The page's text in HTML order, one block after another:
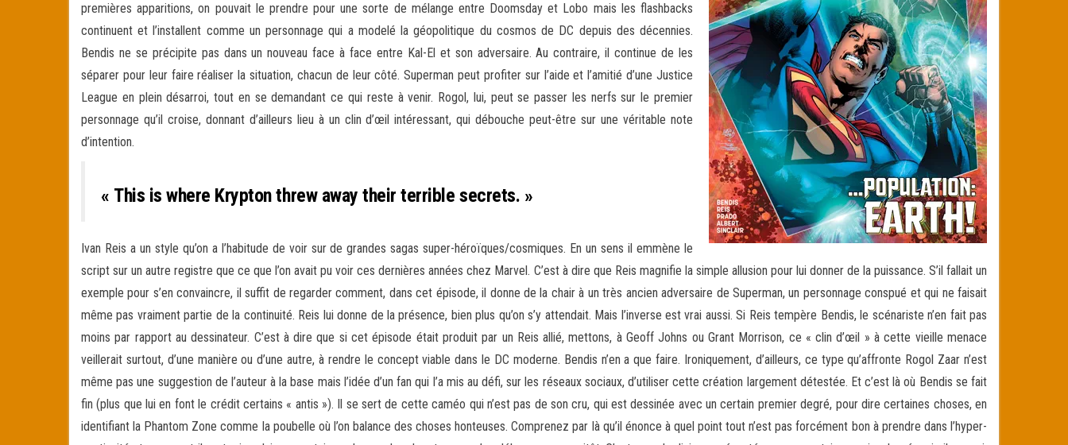
premières apparitions, on pouvait le prendre pour une sorte de mélange entre Doomsday et Lobo mais les flashbacks
continuent et l’installent comme un personnage qui a modelé la géopolitique du cosmos de DC depuis des décennies.
Bendis ne se précipite pas dans un nouveau face à face entre Kal-El et son adversaire. Au contraire, il continue de les
séparer pour leur faire réaliser la situation, chacun de leur côté. Superman peut profiter sur l’aide et l’amitié d’une Justice
League en plein désarroi, tout en se demandant ce qui reste à venir. Rogol, lui, peut se passer les nerfs sur le premier
personnage qu’il croise, donnant d’ailleurs lieu à un clin d’œil intéressant, qui débouche peut-être sur une véritable note
d’intention.
« This is where Krypton threw away their terrible secrets. »
Ivan Reis a un style qu’on a l’habitude de voir sur de grandes sagas super-héroïques/cosmiques. En un sens il emmène le
script sur un autre registre que ce que l’on avait pu voir ces dernières années chez Marvel. C’est à dire que Reis magnifie la simple allusion pour lui donner de la puissance. S’il fallait un
exemple pour s’en convaincre, il suffit de regarder comment, dans cet épisode, il donne de la chair à un très ancien adversaire de Superman, un personnage conspué et qui ne faisait
même pas vraiment partie de la continuité. Reis lui donne de la présence, bien plus qu’on s’y attendait. Mais l’inverse est vrai aussi. Si Reis tempère Bendis, le scénariste n’en fait pas
moins par rapport au dessinateur. C’est à dire que si cet épisode était produit par un Reis allié, mettons, à Geoff Johns ou Grant Morrison, ce « clin d’œil » à cette vieille menace
veillerait surtout, d’une manière ou d’une autre, à rendre le concept viable dans le DC moderne. Bendis n’en a que faire. Ironiquement, d’ailleurs, ce type qu’affronte Rogol Zaar n’est
même pas une suggestion de l’auteur à la base mais l’idée d’un fan qui l’a mis au défi, sur les réseaux sociaux, d’utiliser cette création largement détestée. Et c’est là où Bendis se fait
fin (plus que lui en font le crédit certains « antis »). Il se sert de cette caméo qui n’est pas de son cru, qui est dessinée avec un certain premier degré, pour dire certaines choses, en
identifiant la Phantom Zone comme la poubelle où l’on balance des choses honteuses. Comprenez par là qu’il énonce à quel point tout n’est pas forcément bon à prendre dans l’hyper-